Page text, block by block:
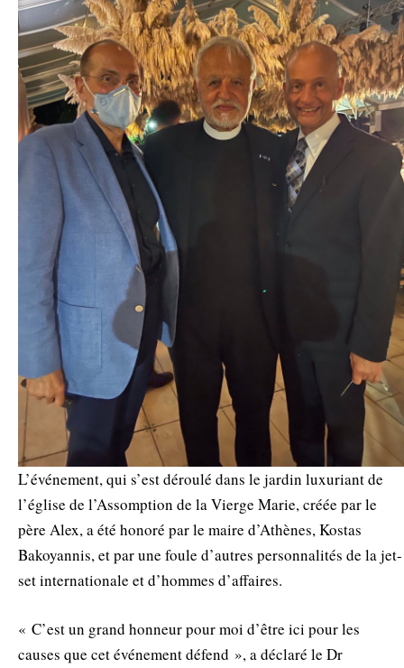
L’événement, qui s’est déroulé dans le jardin luxuriant de
l’église de l’Assomption de la Vierge Marie, créée par le
père Alex, a été honoré par le maire d’Athènes, Kostas
Bakoyannis, et par une foule d’autres personnalités de la jet-
set internationale et d’hommes d’affaires.
« C’est un grand honneur pour moi d’être ici pour les
causes que cet événement défend », a déclaré le Dr